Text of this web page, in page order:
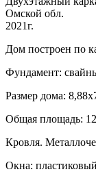
Омской обл.
2021г.
Дом построен по
Фундамент:
Размер дома:
Общая площадь:
Кровля.
Окна: